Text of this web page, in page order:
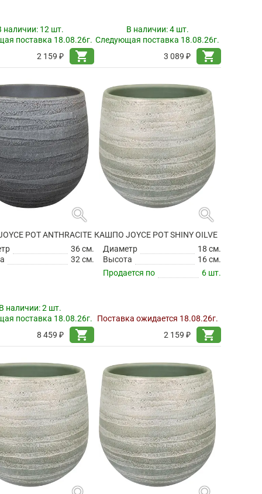
наличии: 12 шт.
поставка 18.08.26г.
2 159 ₽
shopping_cart
В наличии:4 шт.
Следующая поставка 18.08.26г.
3 089 ₽
shopping_cart
search
POT ANTHRACITE
36 см.
32 см.
наличии:2 шт.
поставка 18.08.26г.
8 459 ₽
shopping_cart
search
КАШПО JOYCE POT SHINY OILVE
Диаметр
18 см.
Высота
16 см.
Продается по
6 шт.
Поставка ожидается 18.08.26г.
2 159 ₽
shopping_cart